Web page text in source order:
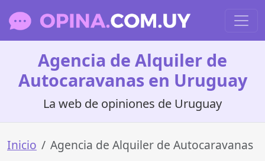
Agencia de Alquiler de
Autocaravanas en Uruguay
La web de opiniones de Uruguay
Inicio Agencia de Alquiler de Autocaravanas